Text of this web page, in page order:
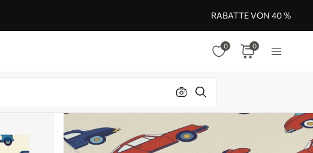
RABATTE VON 40 %
0 0